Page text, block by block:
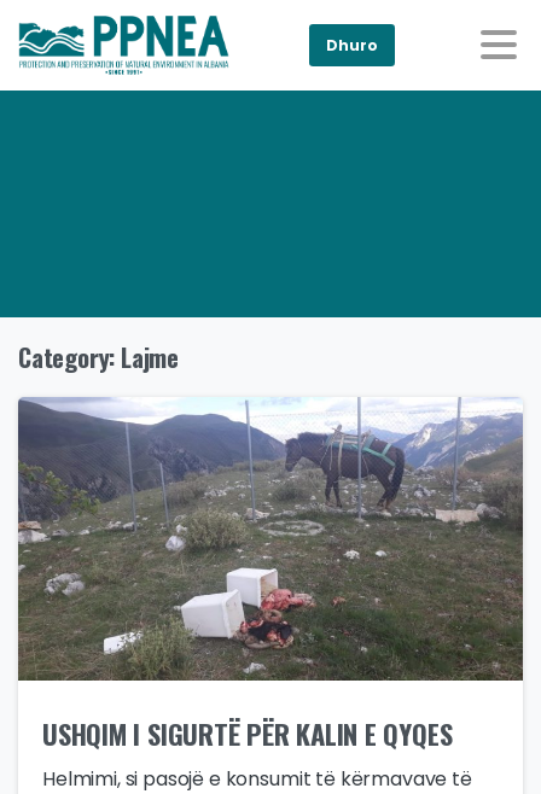
Dhuro
Category: Lajme
USHQIM I SIGURTË PËR KALIN E QYQES
Helmimi, si pasojë e konsumit të kërmavave të